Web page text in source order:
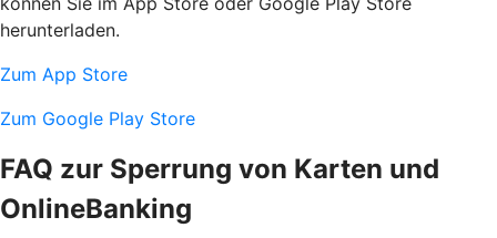
herunterladen.
Zum App Store
Zum Google Play Store
FAQ zur Sperrung von Karten und
OnlineBanking